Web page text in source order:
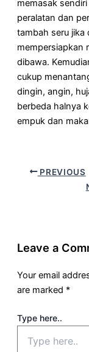
memasak
peralatan dan
tambah seru jika
mempersiapkan
dibawa.
cukup
dingin, angin,
berbeda halnya
empuk dan
PREVIOUS
Leave a
Your email
are marked *
Type here..